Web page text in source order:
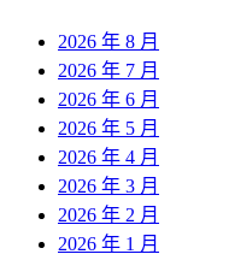
2026 年 8 月
2026 年 7 月
2026 年 6 月
2026 年 5 月
2026 年 4 月
2026 年 3 月
2026 年 2 月
2026 年 1 月